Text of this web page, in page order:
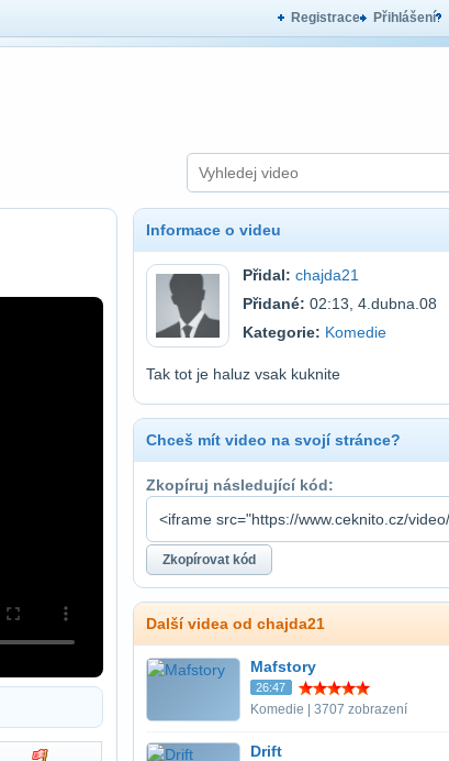
Registrace Přihlášení
Informace o videu
Přidal: chajda21
Přidané: 02:13, 4.dubna.08
Kategorie: Komedie
Tak tot je haluz vsak kuknite
Chceš mít video na svojí stránce?
Zkopíruj následující kód:
Další videa od chajda21
Mafstory
26:47
Komedie | 3707 zobrazení
Drift